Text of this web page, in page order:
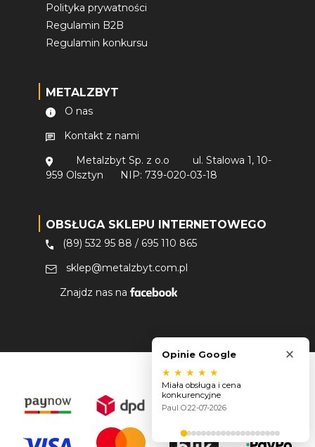
Polityka prywatności
Regulamin B2B
Regulamin konkursu
METALZBYT
O nas
Kontakt z nami
Metalzbyt Sp. z o.o
ul. Stalowa 1, 10-
959 Olsztyn
NIP: 739-020-03-18
OBSŁUGA SKLEPU INTERNETOWEGO
(89) 532 95 88 / 695 110 865
sklep@metalzbyt.com.pl
Znajdz nas na
Opinie Google ×
★ ★ ★ ★ ★
Miała obsługa i cena
konkurencyjne
Paul O.22-07-2026